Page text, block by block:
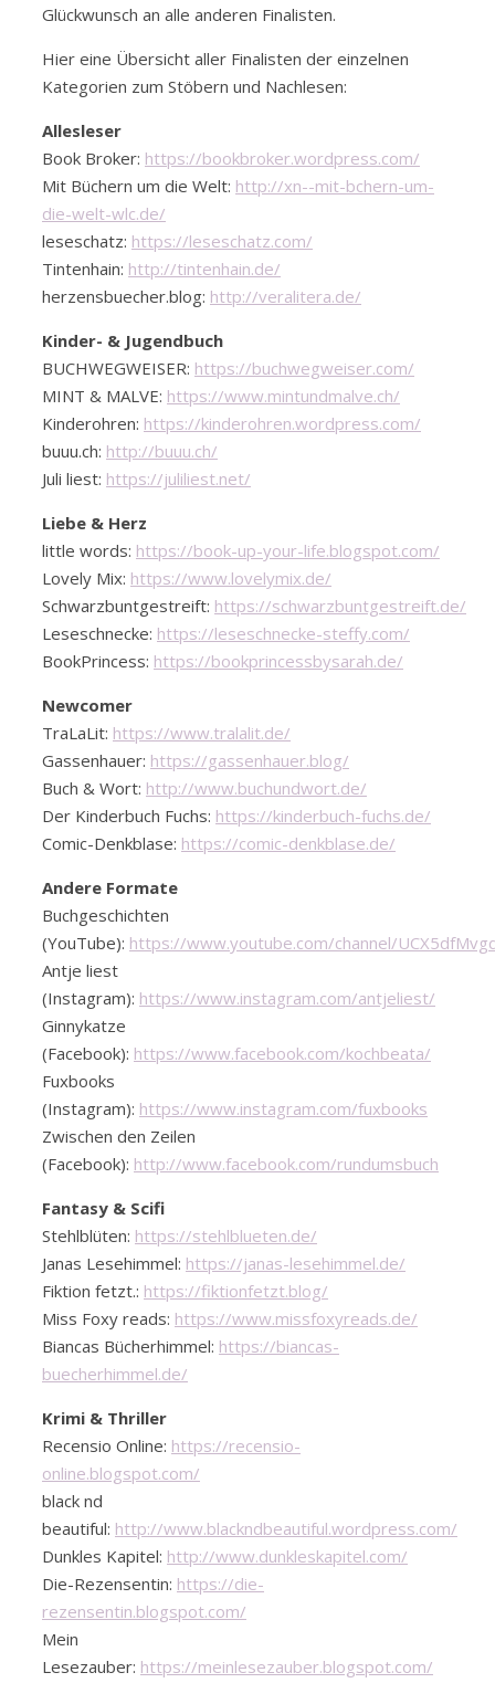
Glückwunsch an alle anderen Finalisten.
Hier eine Übersicht aller Finalisten der einzelnen
Kategorien zum Stöbern und Nachlesen:
Allesleser
Book Broker: https://bookbroker.wordpress.com/
Mit Büchern um die Welt: http://xn--mit-bchern-um-
die-welt-wlc.de/
leseschatz: https://leseschatz.com/
Tintenhain: http://tintenhain.de/
herzensbuecher.blog: http://veralitera.de/
Kinder- & Jugendbuch
BUCHWEGWEISER: https://buchwegweiser.com/
MINT & MALVE: https://www.mintundmalve.ch/
Kinderohren: https://kinderohren.wordpress.com/
buuu.ch: http://buuu.ch/
Juli liest: https://juliliest.net/
Liebe & Herz
little words: https://book-up-your-life.blogspot.com/
Lovely Mix: https://www.lovelymix.de/
Schwarzbuntgestreift: https://schwarzbuntgestreift.de/
Leseschnecke: https://leseschnecke-steffy.com/
BookPrincess: https://bookprincessbysarah.de/
Newcomer
TraLaLit: https://www.tralalit.de/
Gassenhauer: https://gassenhauer.blog/
Buch & Wort: http://www.buchundwort.de/
Der Kinderbuch Fuchs: https://kinderbuch-fuchs.de/
Comic-Denkblase: https://comic-denkblase.de/
Andere Formate
Buchgeschichten
(YouTube): https://www.youtube.com/channel/
Antje liest
(Instagram): https://www.instagram.com/antjeliest/
Ginnykatze
(Facebook): https://www.facebook.com/kochbeata/
Fuxbooks
(Instagram): https://www.instagram.com/fuxbooks
Zwischen den Zeilen
(Facebook): http://www.facebook.com/rundumsbuch
Fantasy & Scifi
Stehlblüten: https://stehlblueten.de/
Janas Lesehimmel: https://janas-lesehimmel.de/
Fiktion fetzt.: https://fiktionfetzt.blog/
Miss Foxy reads: https://www.missfoxyreads.de/
Biancas Bücherhimmel: https://biancas-
buecherhimmel.de/
Krimi & Thriller
Recensio Online: https://recensio-
online.blogspot.com/
black nd
beautiful: http://www.blackndbeautiful.wordpress.com/
Dunkles Kapitel: http://www.dunkleskapitel.com/
Die-Rezensentin: https://die-
rezensentin.blogspot.com/
Mein
Lesezauber: https://meinlesezauber.blogspot.com/